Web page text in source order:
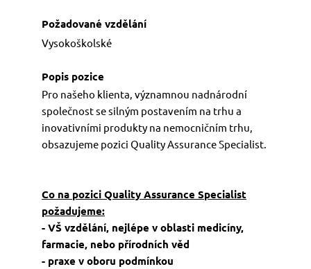
KONTAKT
Vysokoškolské
Pro našeho klienta, významnou nadnárodní
společnost se silným postavením na trhu a
inovativními produkty na nemocničním trhu,
obsazujeme pozici Quality Assurance Specialist.
Co na pozici Quality Assurance Specialist
požadujeme:
- VŠ vzdělání, nejlépe v oblasti medicíny,
farmacie, nebo přírodních věd
- praxe v oboru podmínkou